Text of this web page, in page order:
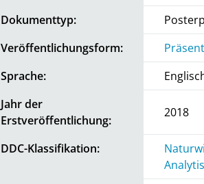
Dokumenttyp:
Veröffentlichungsform:
Sprache:
Jahr der
Erstveröffentlichung:
2018
DDC-Klassifikation: